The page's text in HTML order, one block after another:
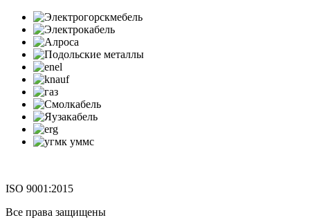
ISO 9001:2015
Все права защищены